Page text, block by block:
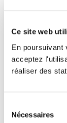
Ce site web
En poursuivant
acceptez
réaliser des
Nécessaires
Bien-